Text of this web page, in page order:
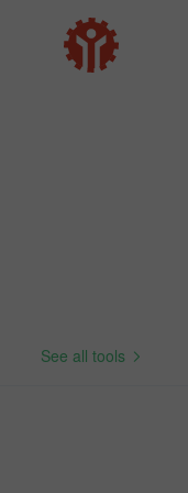
See all tools